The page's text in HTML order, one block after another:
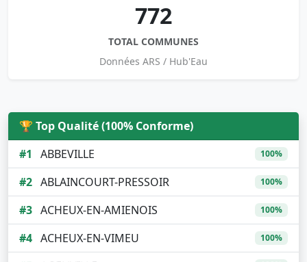
772
TOTAL COMMUNES
Données ARS / Hub'Eau
🏆 Top Qualité (100% Conforme)
#1
ABBEVILLE 100%
#2 ABLAINCOURT-PRESSOIR 100%
#3 ACHEUX-EN-AMIENOIS 100%
#4 ACHEUX-EN-VIMEU 100%